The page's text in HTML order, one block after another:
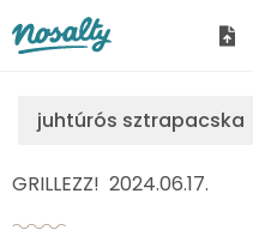
juhtúrós sztrapacska
GRILLEZZ! 2024.06.17.